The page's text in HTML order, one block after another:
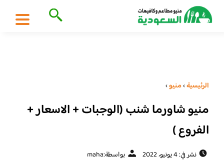
الرئيسية›منيو›
منيو شاورما شنب (الوجبات + الاسعار +
الفروع )
نشر في: 4 يونيو، 2022 بواسطة:maha